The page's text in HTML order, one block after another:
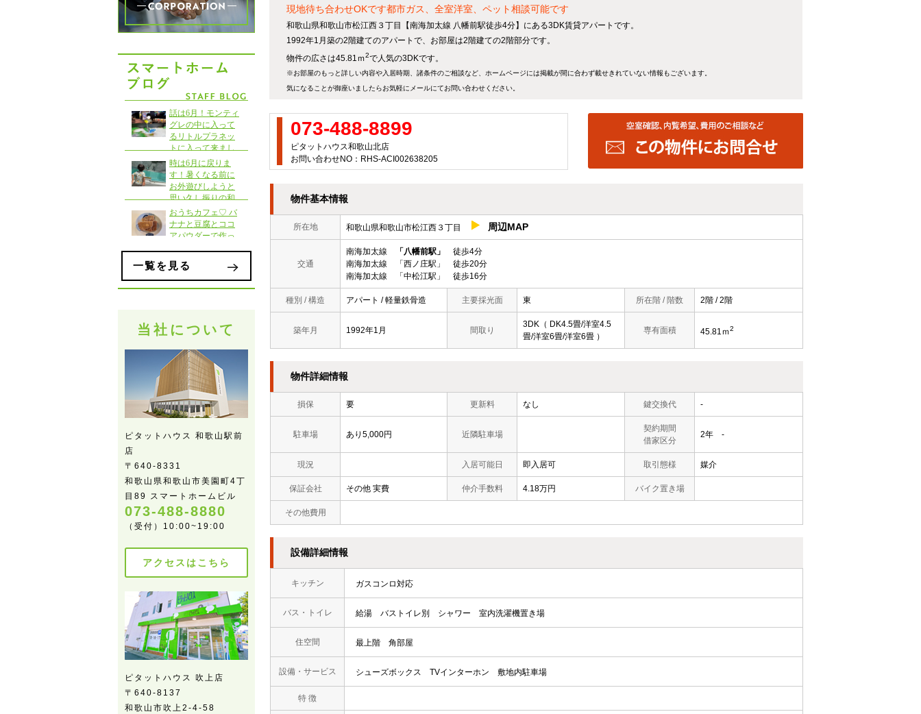
現地待ち合わせOKです都市ガス、全室洋室、ペット相談可能です
和歌山県和歌山市松江西３丁目【南海加太線 八幡前駅徒歩4分】にある3DK賃貸アパートです。
1992年1月築の2階建てのアパートで、お部屋は2階建ての2階部分です。
物件の広さは45.81ｍ2で人気の3DKです。
※お部屋のもっと詳しい内容や入居時期、諸条件のご相談など、ホームページには掲載が間に合わず載せきれていない情報もございます。
気になることが御座いましたらお気軽にメールにてお問い合わせください。
073-488-8899
ピタットハウス和歌山北店
お問い合わせNO：RHS-ACI002638205
物件基本情報
所在地 和歌山県和歌山市松江西３丁目 周辺MAP
交通
南海加太線 「八幡前駅」
徒歩4分
南海加太線 「西ノ庄駅」 徒歩20分
南海加太線 「中松江駅」 徒歩16分
種別 / 構造 アパート / 軽量鉄骨造 主要採光面 東 所在階 / 階数 2階 / 2階
築年月 1992年1月 間取り
3DK（ DK4.5畳/洋室4.5
畳/洋室6畳/洋室6畳 ）
専有面積 45.81ｍ2
物件詳細情報
損保 要 更新料 なし 鍵交換代 -
駐車場 あり5,000円 近隣駐車場
契約期間
借家区分
2年 -
現況 入居可能日 即入居可 取引態様 媒介
保証会社 その他 実費 仲介手数料 4.18万円 バイク置き場
その他費用
設備詳細情報
キッチン ガスコンロ対応
バス・トイレ 給湯 バストイレ別 シャワー 室内洗濯機置き場
住空間 最上階 角部屋
設備・サービス シューズボックス TVインターホン 敷地内駐車場
特 徴
一覧を見る
当社について
ピタットハウス 和歌山駅前
店
〒640-8331
和歌山県和歌山市美園町4丁
目89 スマートホームビル
073-488-8880
（受付）10:00~19:00
アクセスはこちら
ピタットハウス 吹上店
〒640-8137
和歌山市吹上2-4-58